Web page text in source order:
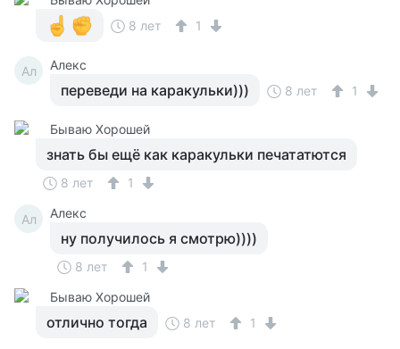
8 лет
1
Ал Алекс
переведи на каракульки))) 8 лет 1
Бываю Хорошей
знать бы ещё как каракульки печататются
8 лет 1
Ал Алекс
ну получилось я смотрю))))
8 лет
1
Бываю Хорошей
отлично тогда 8 лет 1